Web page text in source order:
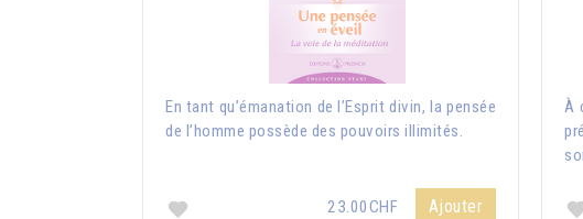
En tant qu’émanation de l’Esprit divin, la pensée
de l’homme possède des pouvoirs illimités.
23.00CHF Ajouter
À